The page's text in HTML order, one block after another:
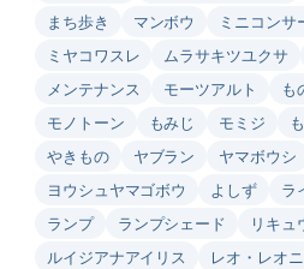
まち歩き
マンボウ ミニコンサ
ミヤコワスレ
ムラサキツユクサ
メンテナンス
モーツアルト も
モノトーン
もみじ モミジ
やきもの
ヤブラン ヤマボウシ
ヨウシュヤマゴボウ
よしず ラ
ランプ
ランプシェード
リキュ
ルイジアナアイリス
レオ・レオニ